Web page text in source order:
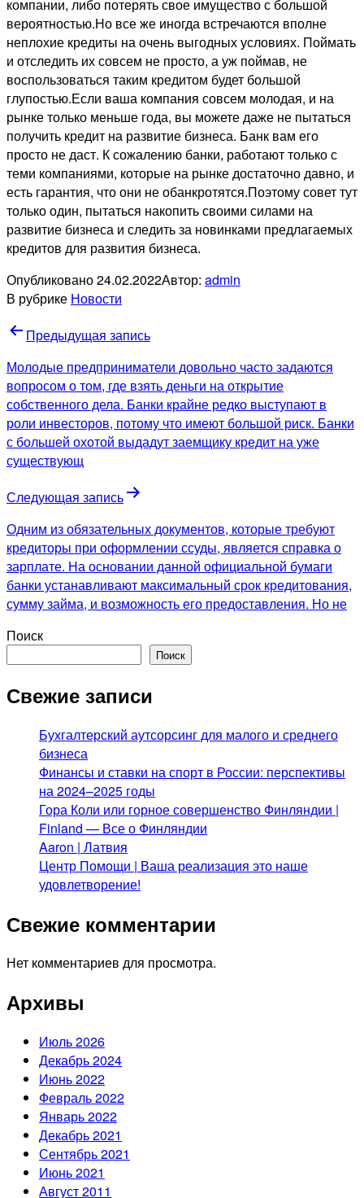
компании, либо потерять свое имущество с большой
вероятностью.Но все же иногда встречаются вполне
неплохие кредиты на очень выгодных условиях. Поймать
и отследить их совсем не просто, а уж поймав, не
воспользоваться таким кредитом будет большой
глупостью.Если ваша компания совсем молодая, и на
рынке только меньше года, вы можете даже не пытаться
получить кредит на развитие бизнеса. Банк вам его
просто не даст. К сожалению банки, работают только с
теми компаниями, которые на рынке достаточно давно, и
есть гарантия, что они не обанкротятся.Поэтому совет тут
только один, пытаться накопить своими силами на
развитие бизнеса и следить за новинками предлагаемых
кредитов для развития бизнеса.
Опубликовано24.02.2022Автор: admin
В рубрике Новости
Навигация
по
записям
Предыдущая запись
Молодые предприниматели довольно часто задаются
вопросом о том, где взять деньги на открытие
собственного дела. Банки крайне редко выступают в
роли инвесторов, потому что имеют большой риск. Банки
с большей охотой выдадут заемщику кредит на уже
существующ
Следующая запись
Одним из обязательных документов, которые требуют
кредиторы при оформлении ссуды, является справка о
зарплате. На основании данной официальной бумаги
банки устанавливают максимальный срок кредитования,
сумму займа, и возможность его предоставления. Но не
Поиск
Поиск
Свежие записи
Бухгалтерский аутсорсинг для малого и среднего
бизнеса
Финансы и ставки на спорт в России: перспективы
на 2024–2025 годы
Гора Коли или горное совершенство Финляндии |
Finland — Все о Финляндии
Aaron | Латвия
Центр Помощи | Ваша реализация это наше
удовлетворение!
Свежие комментарии
Нет комментариев для просмотра.
Архивы
Июль 2026
Декабрь 2024
Июнь 2022
Февраль 2022
Январь 2022
Декабрь 2021
Сентябрь 2021
Июнь 2021
Август 2011